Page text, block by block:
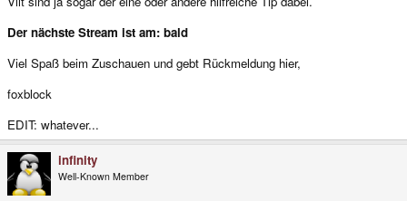
Der nächste Stream ist am: bald
Viel Spaß beim Zuschauen und gebt Rückmeldung hier,
foxblock
EDIT: whatever...
infinity
Well-Known Member